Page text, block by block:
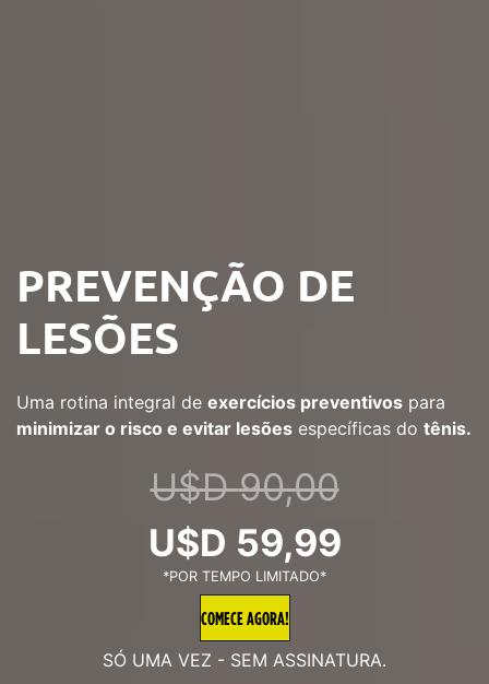
PREVENÇÃO DE
LESÕES
Uma rotina integral de exercícios preventivos para
minimizar o risco e evitar lesões específicas do tênis.
U$D90,00
Original
price
was:
U$D 59,99Current
is:
*POR TEMPO LIMITADO*
COMECE AGORA!
SÓ UMA VEZ - SEM ASSINATURA.